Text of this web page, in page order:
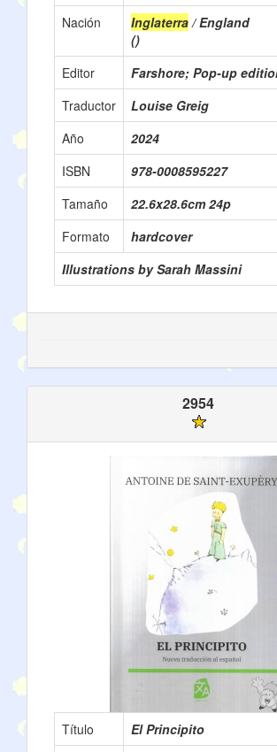
Nación
Inglaterra/ England
()
Editor
Farshore; Pop-up
Traductor
Louise Greig
Año
2024
ISBN
978-0008595227
Tamaño
22.6x28.6cm 24p
Formato
hardcover
Illustrations by Sarah Massini
2954
Título
El Principito